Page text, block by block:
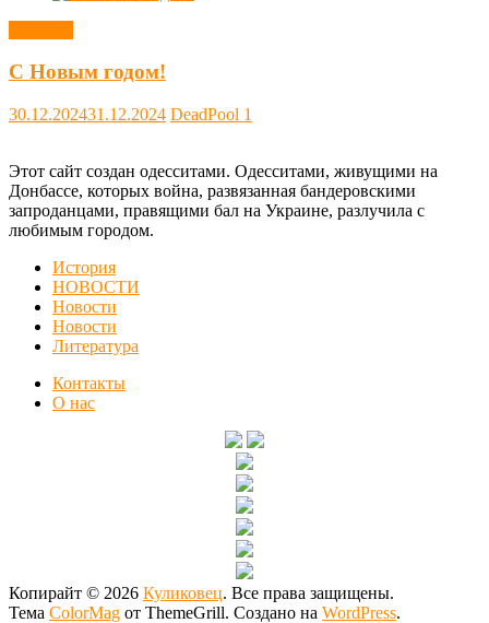
С Новым годом!
30.12.202431.12.2024 DeadPool 1
Этот сайт создан одесситами. Одесситами, живущими на
Донбассе, которых война, развязанная бандеровскими
запроданцами, правящими бал на Украине, разлучила с
любимым городом.
История
НОВОСТИ
Новости
Новости
Литература
Контакты
О нас
Копирайт © 2026 Куликовец. Все права защищены.
Тема ColorMag от ThemeGrill. Создано на WordPress.